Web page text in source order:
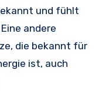
und fühlt
andere
die bekannt für
ist, auch